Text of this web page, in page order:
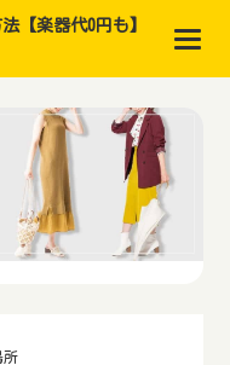
【楽器代0円も】
所